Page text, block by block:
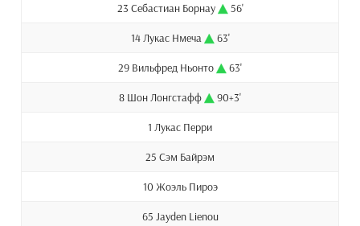
23 Себастиан Борнау 56'
14 Лукас Нмеча 63'
29 Вильфред Ньонто 63'
8 Шон Лонгстафф 90+3'
1 Лукас Перри
25 Сэм Байрэм
10 Жоэль Пироэ
65 Jayden Lienou